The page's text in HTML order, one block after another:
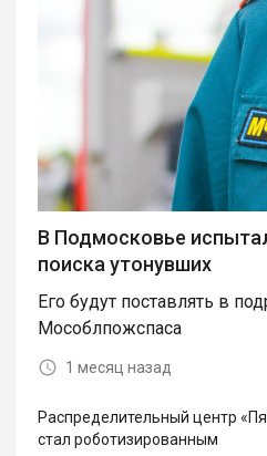
В Подмосковье
поиска утонувших
Его будут поставлять в
Мособлпожспаса
1 месяц назад
Распределительный центр
стал роботизированным